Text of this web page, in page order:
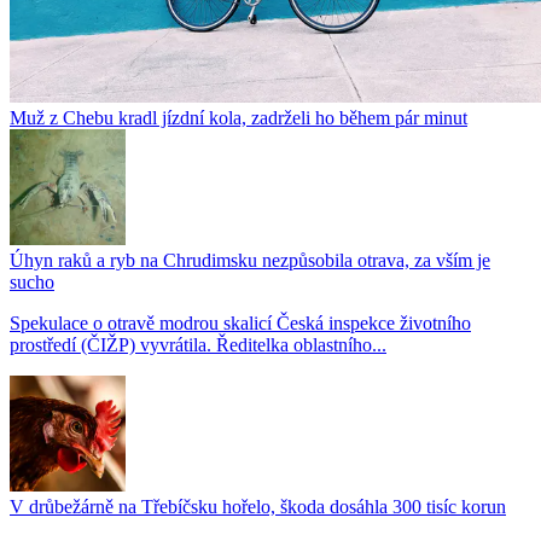
Muž z Chebu kradl jízdní kola, zadrželi ho během pár minut
Úhyn raků a ryb na Chrudimsku nezpůsobila otrava, za vším je
sucho
Spekulace o otravě modrou skalicí Česká inspekce životního
prostředí (ČIŽP) vyvrátila. Ředitelka oblastního...
V drůbežárně na Třebíčsku hořelo, škoda dosáhla 300 tisíc korun